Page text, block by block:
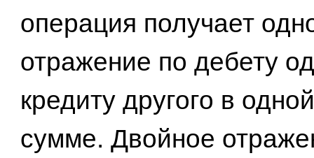
операция получает
отражение по дебету
кредиту другого в
сумме. Двойное